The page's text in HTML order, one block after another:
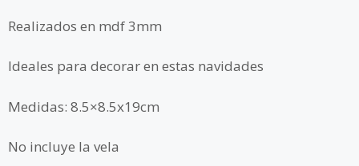
Realizados en mdf 3mm
Ideales para decorar en estas navidades
Medidas: 8.5×8.5x19cm
No incluye la vela